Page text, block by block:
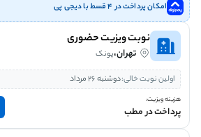
امکان پرداخت در ۴ قسط با دیجی پی
نوبت ویزیت حضوری
تهران،پونک
اولین نوبت خالی:دوشنبه 26 مرداد
هزینه ویزیت:
پرداخت در مطب